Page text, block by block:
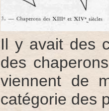
Il y avait des
des
viennent de
catégorie des